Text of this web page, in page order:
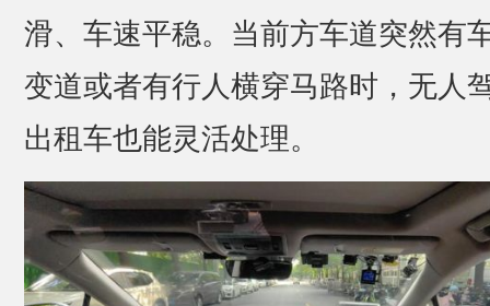
滑、车速平稳。当前方车道突然有
变道或者有行人横穿马路时，无人
出租车也能灵活处理。